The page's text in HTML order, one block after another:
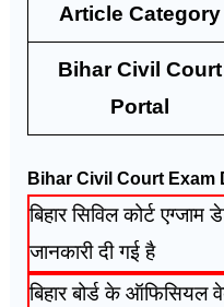
Article Category
Bihar Civil Court
Portal
Bihar Civil Court Exam
बिहार सिविल कोर्ट
जानकारी दी गई है
बिहार बोर्ड के ऑफिसियल